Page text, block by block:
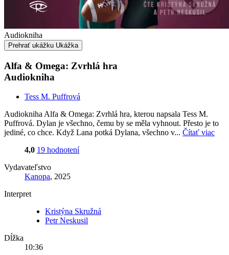
Audiokniha
Prehrať ukážku Ukážka
Alfa & Omega: Zvrhlá hra
Audiokniha
Tess M. Puffrová
Audiokniha Alfa & Omega: Zvrhlá hra, kterou napsala Tess M.
Puffrová. Dylan je všechno, čemu by se měla vyhnout. Přesto je to
jediné, co chce. Když Lana potká Dylana, všechno v... Čítať viac
4,0 19 hodnotení
Vydavateľstvo
Kanopa, 2025
Interpret
Kristýna Skružná
Petr Neskusil
Dĺžka
10:36